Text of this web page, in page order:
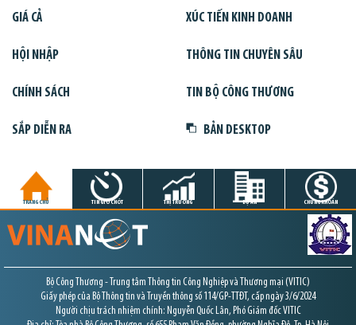
GIÁ CẢ XÚC TIẾN KINH DOANH
HỘI NHẬP THÔNG TIN CHUYÊN SÂU
CHÍNH SÁCH TIN BỘ CÔNG THƯƠNG
SẮP DIỄN RA BẢN DESKTOP
TRANG CHỦ TIN GIỜ CHÓT THỊ TRƯỜNG DỰ ÁN CHỨNG KHOÁN
Bộ Công Thương - Trung tâm Thông tin Công Nghiệp và Thương mại (VITIC)
Giấy phép của Bộ Thông tin và Truyền thông số 114/GP-TTĐT, cấp ngày 3/6/2024
Người chịu trách nhiệm chính: Nguyễn Quốc Lân, Phó Giám đốc VITIC